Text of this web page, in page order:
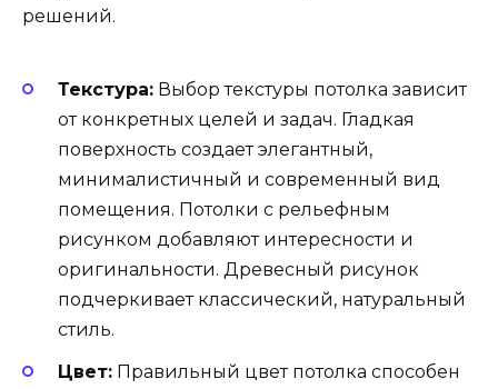
решений.
Текстура: Выбор текстуры потолка зависит
от конкретных целей и задач. Гладкая
поверхность создает элегантный,
минималистичный и современный вид
помещения. Потолки с рельефным
рисунком добавляют интересности и
оригинальности. Древесный рисунок
подчеркивает классический, натуральный
стиль.
Цвет: Правильный цвет потолка способен